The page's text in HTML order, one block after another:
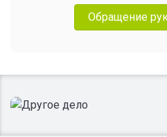
Обращение